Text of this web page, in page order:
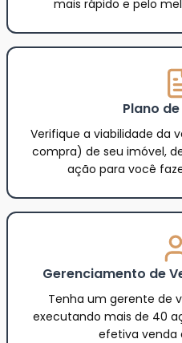
mais rápido e pelo
Plano
Verifique a viabilidade da
compra) de seu imóvel,
ação para você
Gerenciamento de
Tenha um gerente de
executando mais de 40
efetiva venda